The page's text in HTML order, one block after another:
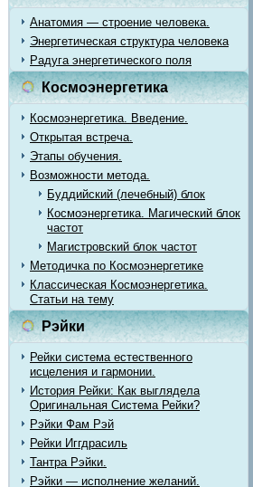
Анатомия — строение человека.
Энергетическая структура человека
Радуга энергетического поля
Космоэнергетика
Космоэнергетика. Введение.
Открытая встреча.
Этапы обучения.
Возможности метода.
Буддийский (лечебный) блок
Космоэнергетика. Магический блок
частот
Магистровский блок частот
Методичка по Космоэнергетике
Классическая Космоэнергетика.
Статьи на тему
Рэйки
Рейки система естественного
исцеления и гармонии.
История Рейки: Как выглядела
Оригинальная Система Рейки?
Рэйки Фам Рэй
Рейки Иггдрасиль
Тантра Рэйки.
Рэйки — исполнение желаний.